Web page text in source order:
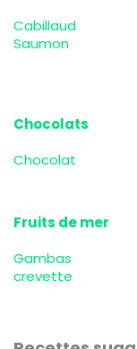
Cabillaud
Saumon
Chocolats
Chocolat
Fruits de mer
Gambas
crevette